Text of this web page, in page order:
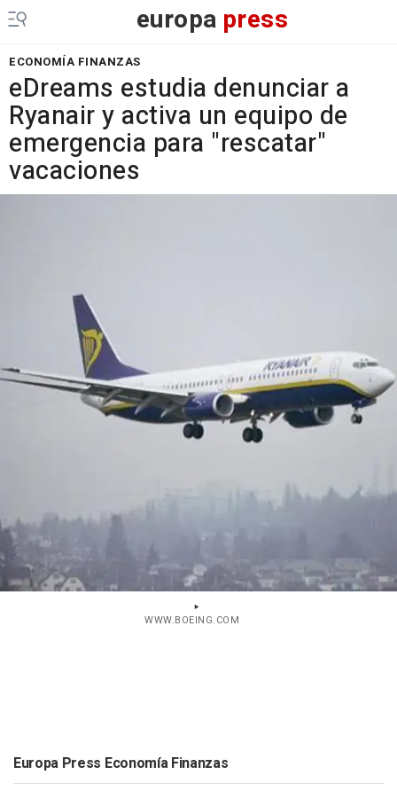
europa press
ECONOMÍA FINANZAS
eDreams estudia denunciar a
Ryanair y activa un equipo de
emergencia para "rescatar"
vacaciones
WWW.BOEING.COM
Europa Press Economía Finanzas